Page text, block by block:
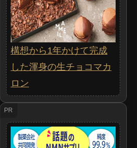
構想から1年かけて完成
した渾身の生チョコマカ
ロン
PR